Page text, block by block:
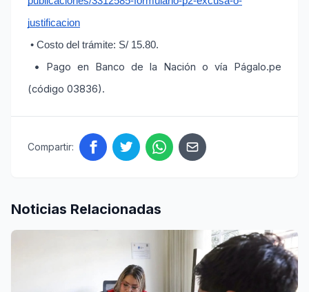
justificacion
• Costo del trámite: S/ 15.80.
• Pago en Banco de la Nación o vía Págalo.pe
(código 03836).
Compartir:
Noticias Relacionadas